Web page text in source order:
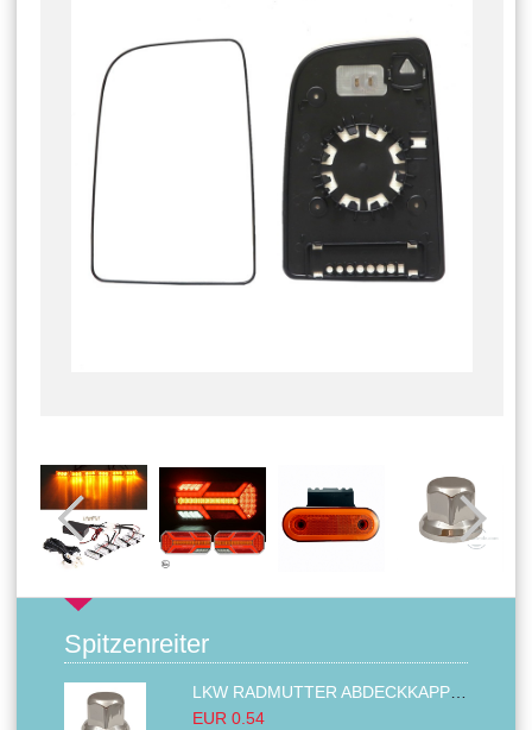
Spitzenreiter
EUR 0.54